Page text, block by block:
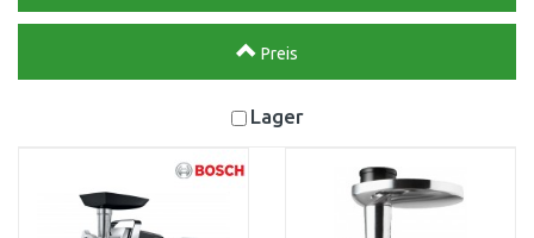
Preis
Lager